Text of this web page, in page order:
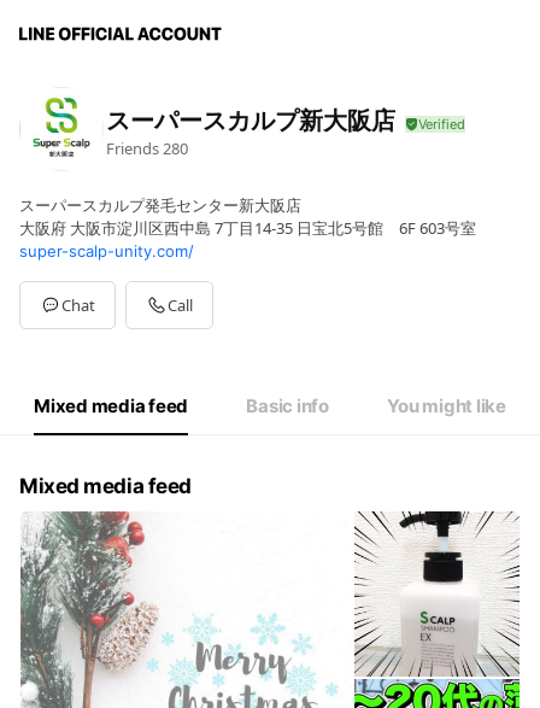
スーパースカルプ新大阪店
Friends 280
スーパースカルプ発毛センター新大阪店
大阪府 大阪市淀川区西中島 7丁目14-35 日宝北5号館 6F 603号室
super-scalp-unity.com/
Chat Call
Mixed media feed Basic info You might like
Mixed media feed